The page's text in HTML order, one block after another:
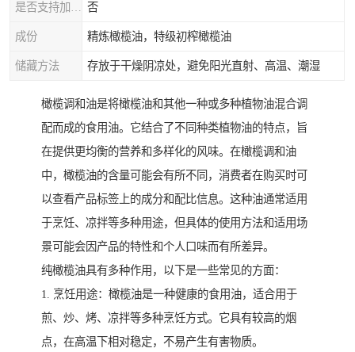
否
成份 精炼橄榄油，特级初榨橄榄油
储藏方法 存放于干燥阴凉处，避免阳光直射、高温、潮湿
橄榄调和油是将橄榄油和其他一种或多种植物油混合调
配而成的食用油。它结合了不同种类植物油的特点，旨
在提供更均衡的营养和多样化的风味。在橄榄调和油
中，橄榄油的含量可能会有所不同，消费者在购买时可
以查看产品标签上的成分和配比信息。这种油通常适用
于烹饪、凉拌等多种用途，但具体的使用方法和适用场
景可能会因产品的特性和个人口味而有所差异。
纯橄榄油具有多种作用，以下是一些常见的方面：
1. 烹饪用途：橄榄油是一种健康的食用油，适合用于
煎、炒、烤、凉拌等多种烹饪方式。它具有较高的烟
点，在高温下相对稳定，不易产生有害物质。